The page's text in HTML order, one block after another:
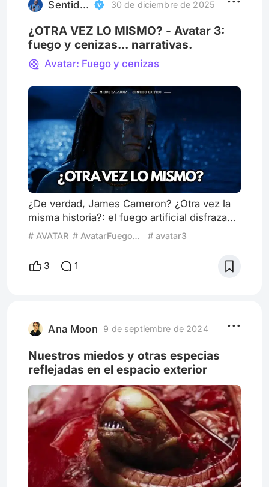
Avatar, para la mayoría d
Sentido Critico 30 de diciembre de 2025
¿OTRA VEZ LO MISMO? - Avatar 3:
fuego y cenizas... narrativas.
Avatar: Fuego y cenizas
¿De verdad, James Cameron? ¿Otra vez la
misma historia?: el fuego artificial disfrazado
de épica, tres horas largas del mismo relato
veces casi calcadas, como si no nos
dieramos cuenta. Avatar: Fuego y cenizas
oscuro, más adulto, más trági
# AVATAR # AvatarFuegoYCenizas # avatar3
3 1
Ana Moon 9 de septiembre de 2024
Nuestros miedos y otras especias
reflejadas en el espacio exterior